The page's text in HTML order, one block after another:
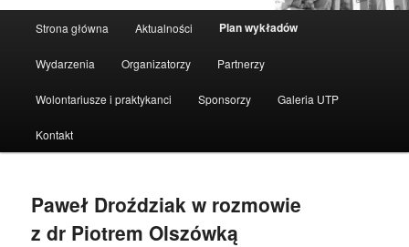
Strona główna Aktualności Plan wykładów
Wydarzenia Organizatorzy Partnerzy
Wolontariusze i praktykanci Sponsorzy Galeria UTP
Kontakt
Paweł Droździak w rozmowie
z dr Piotrem Olszówką